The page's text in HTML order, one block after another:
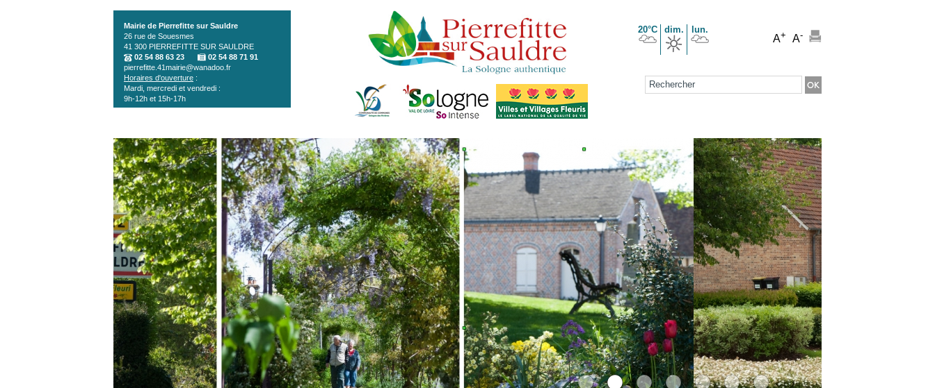
Mairie de Pierrefitte sur Sauldre
26 rue de Souesmes
41 300 PIERREFITTE SUR SAULDRE
02 54 88 63 23
02 54 88 71 91
pierrefitte.41mairie@wanadoo.fr
Horaires d'ouverture :
Mardi, mercredi et vendredi :
9h-12h et 15h-17h
20°C dim. lun.
A+ A-
Formulaire de recherche